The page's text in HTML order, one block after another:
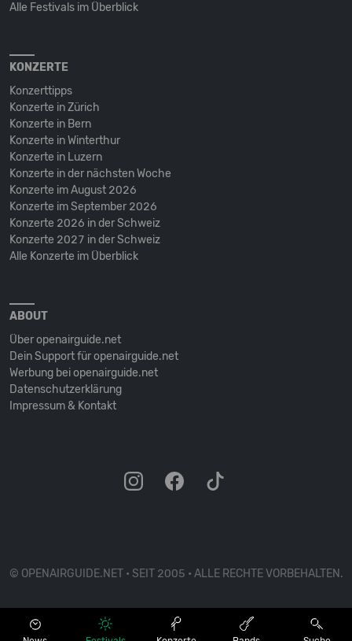
Alle Festivals im Überblick
KONZERTE
Konzerttipps
Konzerte in Zürich
Konzerte in Bern
Konzerte in Winterthur
Konzerte in Luzern
Konzerte in der nächsten Woche
Konzerte im August 2026
Konzerte im September 2026
Konzerte 2026 in der Schweiz
Konzerte 2027 in der Schweiz
Alle Konzerte im Überblick
ABOUT
Über openairguide.net
Dein Support für openairguide.net
Werbung bei openairguide.net
Datenschutz­erklärung
Impressum & Kontakt
© OPENAIRGUIDE.NET • SEIT 2005 • ALLE RECHTE VORBEHALTEN.